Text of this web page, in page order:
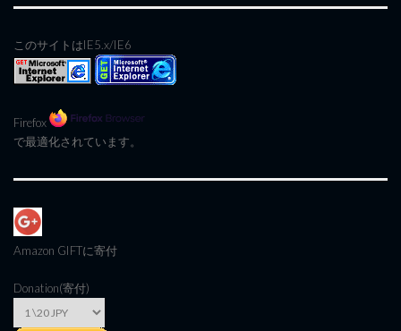
このサイトはIE5.x/IE6
Firefox
で最適化されています。
Amazon GIFTに寄付
Donation(寄付)